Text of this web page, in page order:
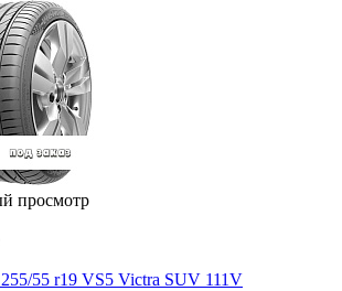
просмотр
55 r19 VS5 Victra SUV 111V